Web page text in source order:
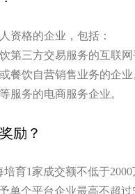
格的企业，包括：
三方交易服务的互联网
饮自营销售业务的企业
务的电商服务企业。
励？
1家成交额不低于2000
单个平台企业最高不超过